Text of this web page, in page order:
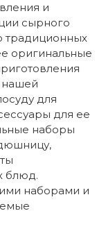
и
сырного
оригинальные
нашей
для
для ее
наборы
блюд.
наборами и